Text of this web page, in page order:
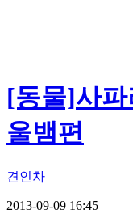
[동물]사파
울뱀편
견인차
2013-09-09 16:45